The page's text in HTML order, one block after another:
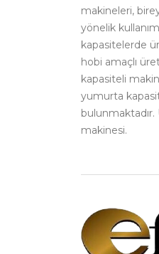
makineleri,
yönelik
kapasitelerde
hobi amaçlı
kapasiteli
yumurta
makinesi.